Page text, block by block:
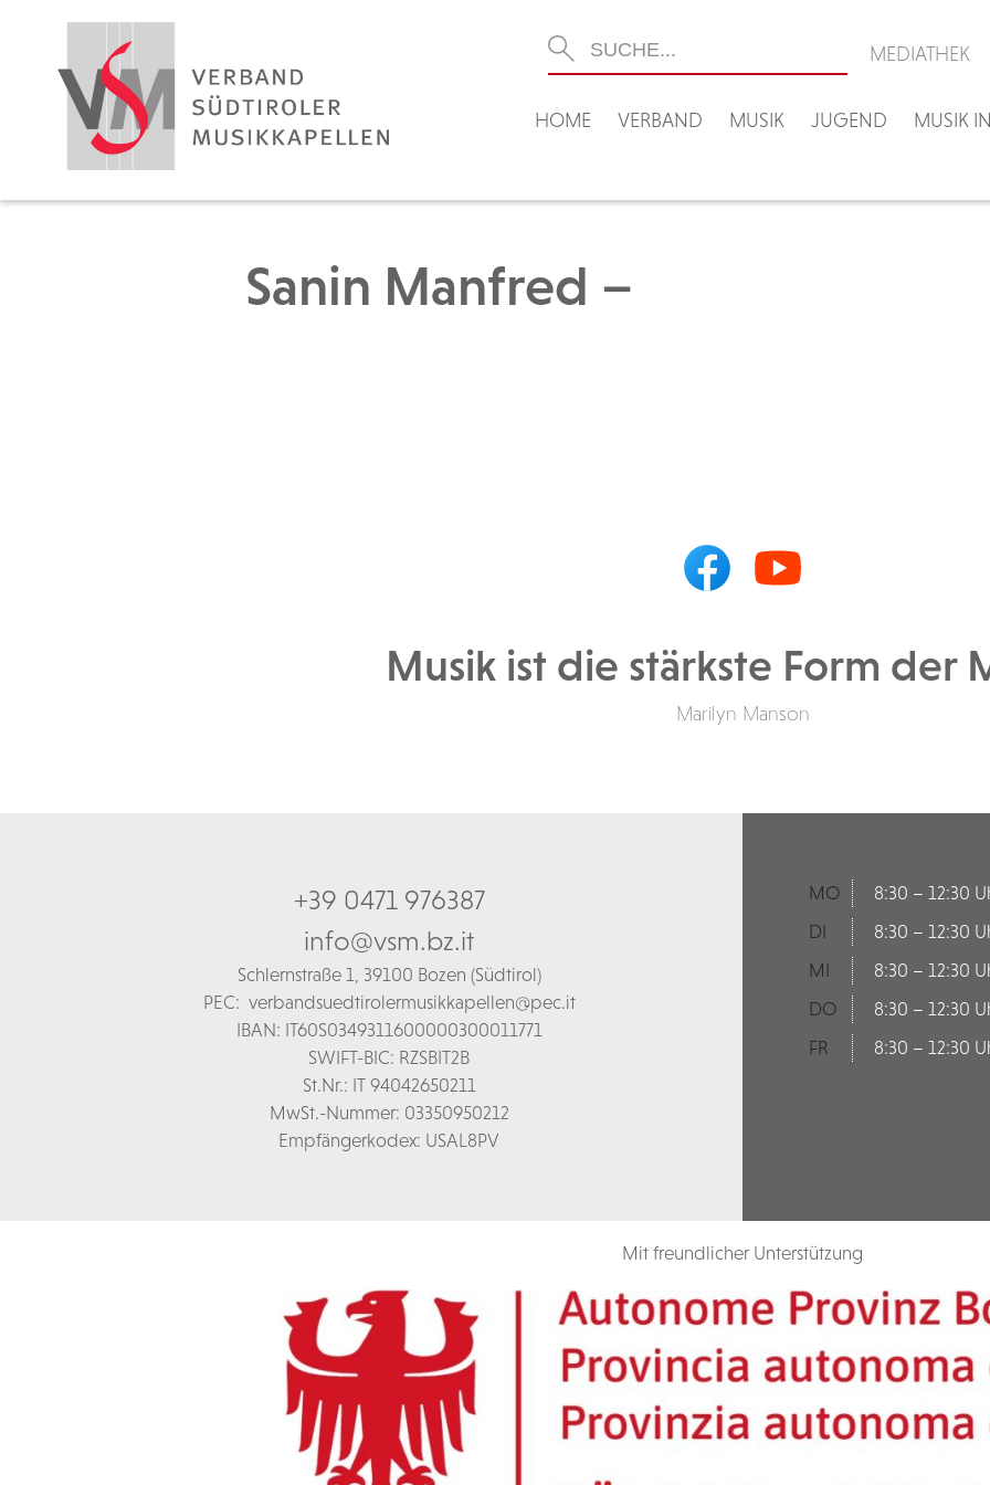
HOME VERBAND MUSIK JUGEND MUSIK
MEDIATHEK
Sanin Manfred –
Musik ist die stärkste Form der
Marilyn Manson
+39 0471 976387
info@vsm.bz.it
Schlernstraße 1, 39100 Bozen (Südtirol)
PEC: verbandsuedtirolermusikkapellen@pec.it
IBAN: IT60S0349311600000300011771
SWIFT-BIC: RZSBIT2B
St.Nr.: IT 94042650211
MwSt.-Nummer: 03350950212
Empfängerkodex: USAL8PV
MO
8:30 – 12:30
DI
8:30 – 12:30
MI
8:30 – 12:30
DO
8:30 – 12:30
FR
8:30 – 12:30
Mit freundlicher Unterstützung